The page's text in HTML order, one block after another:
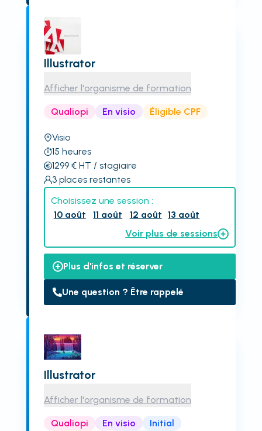
Illustrator
Afficher l'organisme de formation
Qualiopi En visio Éligible CPF
Visio
15 heures
1299€ HT / stagiaire
3 places restantes
Choisissez une session :
10 août
11 août 12 août 13 août
Voir plus de sessions
Plus d'infos et réserver
Une question ? Être rappelé
Illustrator
Afficher l'organisme de formation
Qualiopi En visio
Initial